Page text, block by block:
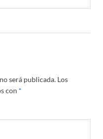
será publicada. Los
con *